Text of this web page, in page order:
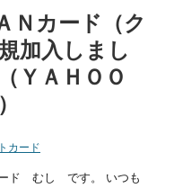
Ｎカード（ク
加入しまし
ＹＡＨＯＯ
カード
ド むし です。 いつも